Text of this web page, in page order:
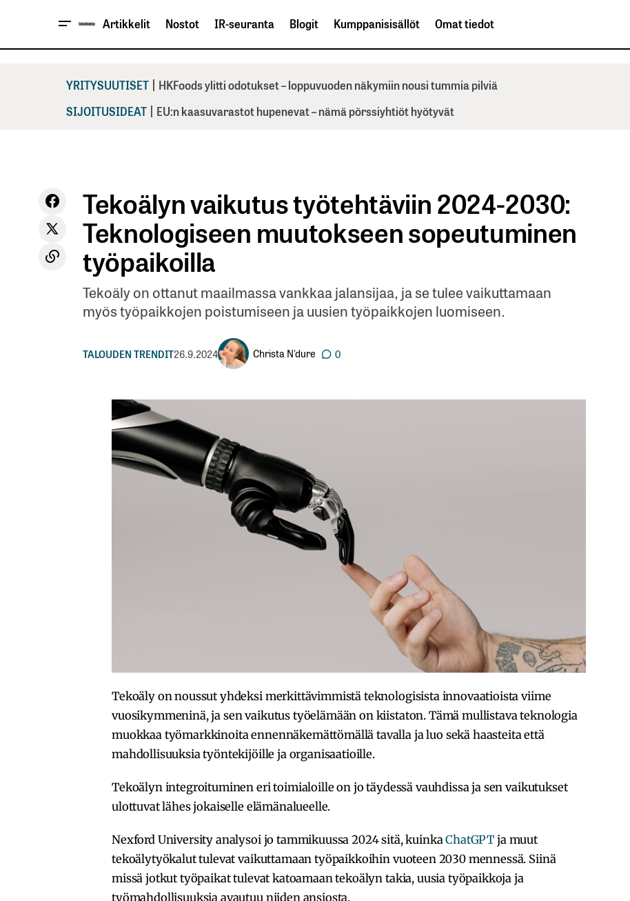
Artikkelit Nostot IR-seuranta Blogit Kumppanisisällöt Omat tiedot
YRITYSUUTISET | HKFoods ylitti odotukset – loppuvuoden näkymiin nousi tummia pilviä
SIJOITUSIDEAT | EU:n kaasuvarastot hupenevat – nämä pörssiyhtiöt hyötyvät
Tekoälyn vaikutus työtehtäviin 2024-2030:
Teknologiseen muutokseen sopeutuminen
työpaikoilla
Tekoäly on ottanut maailmassa vankkaa jalansijaa, ja se tulee vaikuttamaan
myös työpaikkojen poistumiseen ja uusien työpaikkojen luomiseen.
TALOUDEN TRENDIT26.9.2024 Christa N'dure 0
Tekoäly on noussut yhdeksi merkittävimmistä teknologisista innovaatioista viime
vuosikymmeninä, ja sen vaikutus työelämään on kiistaton. Tämä mullistava teknologia
muokkaa työmarkkinoita ennennäkemättömällä tavalla ja luo sekä haasteita että
mahdollisuuksia työntekijöille ja organisaatioille.
Tekoälyn integroituminen eri toimialoille on jo täydessä vauhdissa ja sen vaikutukset
ulottuvat lähes jokaiselle elämänalueelle.
Nexford University analysoi jo tammikuussa 2024 sitä, kuinkaChatGPT ja muut
tekoälytyökalut tulevat vaikuttamaan työpaikkoihin vuoteen 2030 mennessä. Siinä
missä jotkut työpaikat tulevat katoamaan tekoälyn takia, uusia työpaikkoja ja
työmahdollisuuksia avautuu niiden ansiosta.